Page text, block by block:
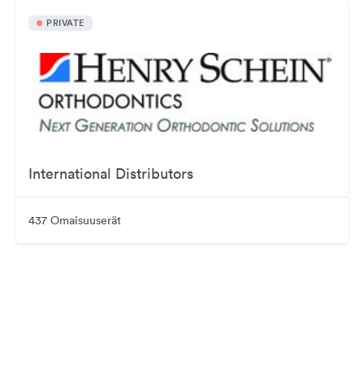
PRIVATE
International Distributors
437 Omaisuuserät